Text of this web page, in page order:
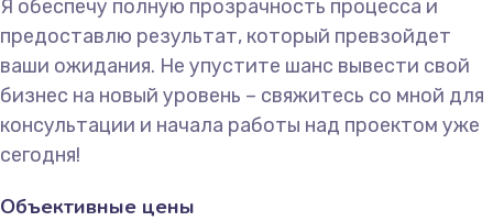
Я обеспечу полную прозрачность процесса и
предоставлю результат, который превзойдет
ваши ожидания. Не упустите шанс вывести свой
бизнес на новый уровень – свяжитесь со мной для
консультации и начала работы над проектом уже
сегодня!
Объективные цены